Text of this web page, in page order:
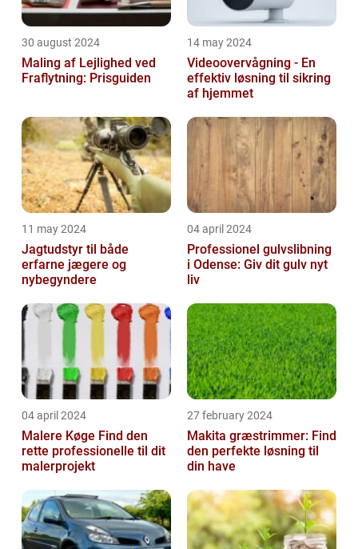
30 august 2024
Maling af Lejlighed ved
Fraflytning: Prisguiden
14 may 2024
Videoovervågning - En
effektiv løsning til sikring
af hjemmet
11 may 2024
Jagtudstyr til både
erfarne jægere og
nybegyndere
04 april 2024
Professionel gulvslibning
i Odense: Giv dit gulv nyt
liv
04 april 2024
Malere Køge Find den
rette professionelle til dit
malerprojekt
27 february 2024
Makita græstrimmer: Find
den perfekte løsning til
din have